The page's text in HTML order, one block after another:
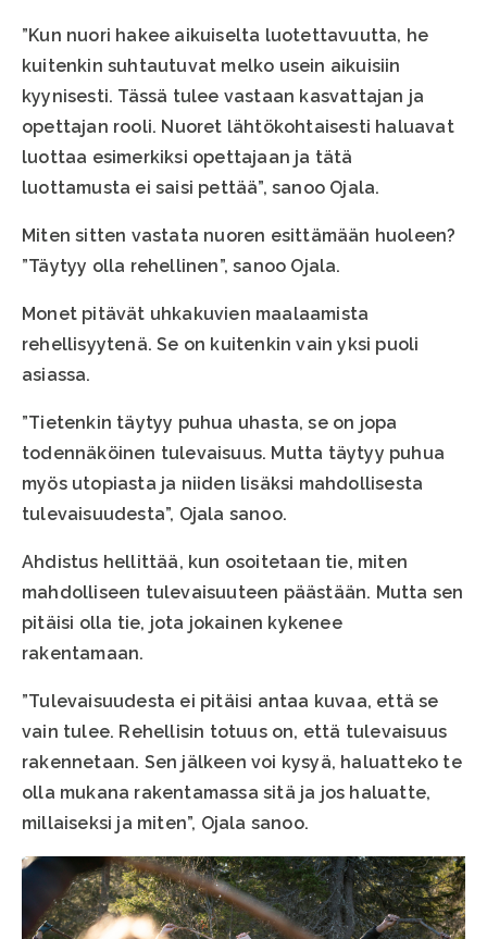
”Kun nuori hakee aikuiselta luotettavuutta, he
kuitenkin suhtautuvat melko usein aikuisiin
kyynisesti. Tässä tulee vastaan kasvattajan ja
opettajan rooli. Nuoret lähtökohtaisesti haluavat
luottaa esimerkiksi opettajaan ja tätä
luottamusta ei saisi pettää”, sanoo Ojala.
Miten sitten vastata nuoren esittämään huoleen?
”Täytyy olla rehellinen”, sanoo Ojala.
Monet pitävät uhkakuvien maalaamista
rehellisyytenä. Se on kuitenkin vain yksi puoli
asiassa.
”Tietenkin täytyy puhua uhasta, se on jopa
todennäköinen tulevaisuus. Mutta täytyy puhua
myös utopiasta ja niiden lisäksi mahdollisesta
tulevaisuudesta”, Ojala sanoo.
Ahdistus hellittää, kun osoitetaan tie, miten
mahdolliseen tulevaisuuteen päästään. Mutta sen
pitäisi olla tie, jota jokainen kykenee
rakentamaan.
”Tulevaisuudesta ei pitäisi antaa kuvaa, että se
vain tulee. Rehellisin totuus on, että tulevaisuus
rakennetaan. Sen jälkeen voi kysyä, haluatteko te
olla mukana rakentamassa sitä ja jos haluatte,
millaiseksi ja miten”, Ojala sanoo.